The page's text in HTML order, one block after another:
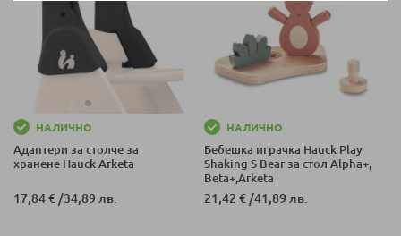
НАЛИЧНО
Адаптери за столче за
хранене Hauck Arketa
17,84 € /34,89 лв.
НАЛИЧНО
Бебешка играчка Hauck Play
Shaking S Bear за стол Alpha+,
Beta+,Arketa
21,42 € /41,89 лв.